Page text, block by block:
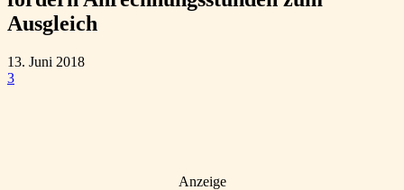
Ausgleich
13. Juni 2018
3
Anzeige